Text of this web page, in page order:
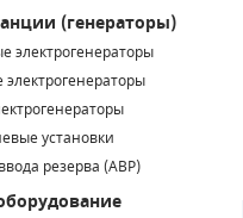
(генераторы)
электрогенераторы
установки
резерва (АВР)
ДАВЛЕНИЯ (РВД)
КОМПРЕССОРОВ